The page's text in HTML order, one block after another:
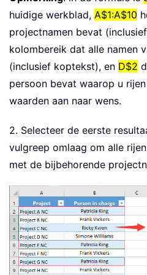
huidige werkblad, A$1:A$10
projectnamen bevat
kolombereik dat alle namen
(inclusief koptekst), en D$2
persoon bevat waarop u
waarden aan naar wens.
2. Selecteer de eerste
vulgreep omlaag om alle
met de bijbehorende